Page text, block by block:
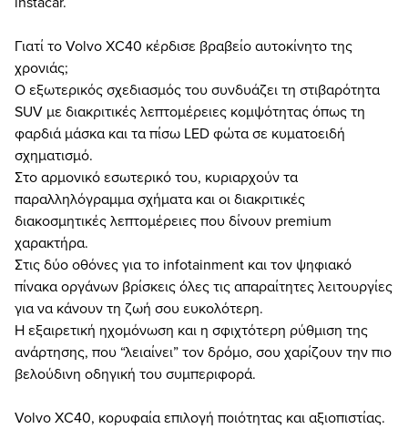
Γιατί το Volvo XC40 κέρδισε βραβείο αυτοκίνητο της
χρονιάς;
Ο εξωτερικός σχεδιασμός του συνδυάζει τη στιβαρότητα
SUV με διακριτικές λεπτομέρειες κομψότητας όπως τη
φαρδιά μάσκα και τα πίσω LED φώτα σε κυματοειδή
σχηματισμό.
Στο αρμονικό εσωτερικό του, κυριαρχούν τα
παραλληλόγραμμα σχήματα και οι διακριτικές
διακοσμητικές λεπτομέρειες που δίνουν premium
χαρακτήρα.
Στις δύο οθόνες για το infotainment και τον ψηφιακό
πίνακα οργάνων βρίσκεις όλες τις απαραίτητες λειτουργίες
για να κάνουν τη ζωή σου ευκολότερη.
Η εξαιρετική ηχομόνωση και η σφιχτότερη ρύθμιση της
ανάρτησης, που “λειαίνει” τον δρόμο, σου χαρίζουν την πιο
βελούδινη οδηγική του συμπεριφορά.
Volvo XC40, κορυφαία επιλογή ποιότητας και αξιοπιστίας.